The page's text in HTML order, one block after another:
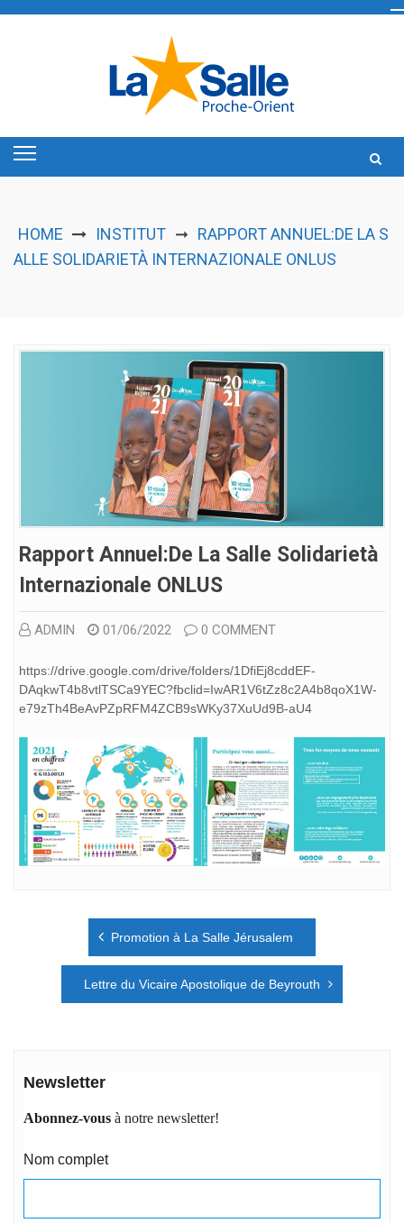
HOME INSTITUT ➞ RAPPORT ANNUEL:DE LA S
ALLE SOLIDARIETÀ INTERNAZIONALE ONLUS
Rapport Annuel:De La Salle Solidarietà
Internazionale ONLUS
ADMIN 01/06/2022 0 COMMENT
https://drive.google.com/drive/folders/1DfiEj8cddEF-
DAqkwT4b8vtlTSCa9YEC?fbclid=IwAR1V6tZz8c2A4b8qoX1W-
e79zTh4BeAvPZpRFM4ZCB9sWKy37XuUd9B-aU4
Navigation
Promotion à La Salle Jérusalem
Lettre du Vicaire Apostolique de Beyrouth
Newsletter
Abonnez-vous à notre newsletter!
Nom complet